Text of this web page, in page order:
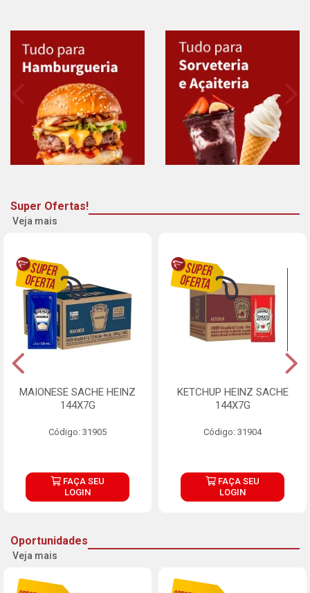
Super Ofertas!
Veja mais
MAIONESE SACHE HEINZ
144X7G
Código: 31905
FAÇA SEU
LOGIN
KETCHUP HEINZ SACHE
144X7G
Código: 31904
FAÇA SEU
LOGIN
Oportunidades
Veja mais